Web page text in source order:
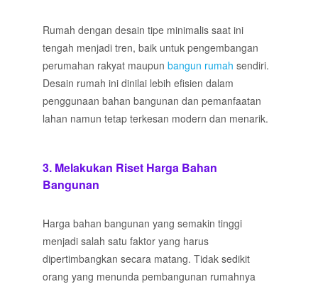
Rumah dengan desain tipe minimalis saat ini
tengah menjadi tren, baik untuk pengembangan
perumahan rakyat maupun bangun rumah sendiri.
Desain rumah ini dinilai lebih efisien dalam
penggunaan bahan bangunan dan pemanfaatan
lahan namun tetap terkesan modern dan menarik.
3. Melakukan Riset Harga Bahan
Bangunan
Harga bahan bangunan yang semakin tinggi
menjadi salah satu faktor yang harus
dipertimbangkan secara matang. Tidak sedikit
orang yang menunda pembangunan rumahnya